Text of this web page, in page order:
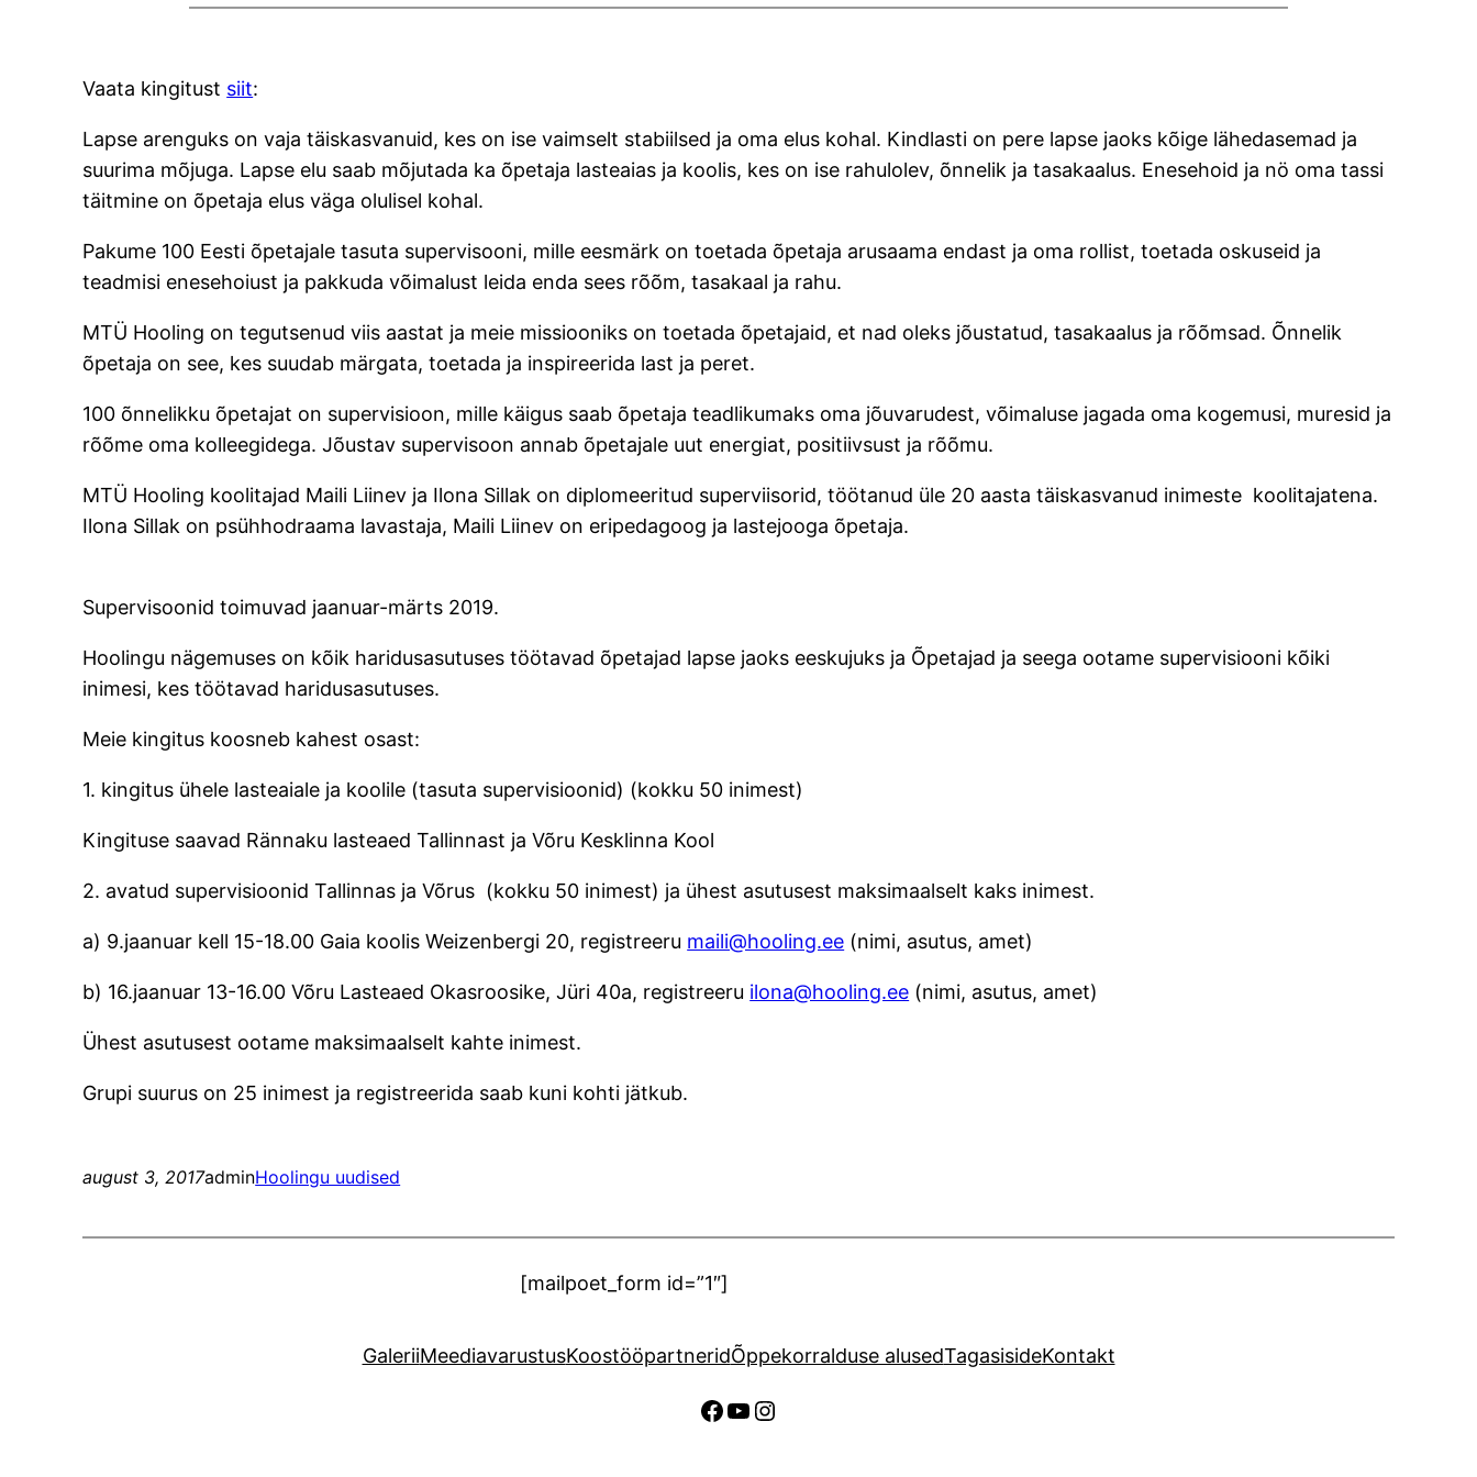
Vaata kingitust siit:
Lapse arenguks on vaja täiskasvanuid, kes on ise vaimselt stabiilsed ja oma elus kohal. Kindlasti on pere lapse jaoks kõige lähedasemad ja
suurima mõjuga. Lapse elu saab mõjutada ka õpetaja lasteaias ja koolis, kes on ise rahulolev, õnnelik ja tasakaalus. Enesehoid ja nö oma tassi
täitmine on õpetaja elus väga olulisel kohal.
Pakume 100 Eesti õpetajale tasuta supervisooni, mille eesmärk on toetada õpetaja arusaama endast ja oma rollist, toetada oskuseid ja
teadmisi enesehoiust ja pakkuda võimalust leida enda sees rõõm, tasakaal ja rahu.
MTÜ Hooling on tegutsenud viis aastat ja meie missiooniks on toetada õpetajaid, et nad oleks jõustatud, tasakaalus ja rõõmsad. Õnnelik
õpetaja on see, kes suudab märgata, toetada ja inspireerida last ja peret.
100 õnnelikku õpetajat on supervisioon, mille käigus saab õpetaja teadlikumaks oma jõuvarudest, võimaluse jagada oma kogemusi, muresid ja
rõõme oma kolleegidega. Jõustav supervisoon annab õpetajale uut energiat, positiivsust ja rõõmu.
MTÜ Hooling koolitajad Maili Liinev ja Ilona Sillak on diplomeeritud superviisorid, töötanud üle 20 aasta täiskasvanud inimeste koolitajatena.
Ilona Sillak on psühhodraama lavastaja, Maili Liinev on eripedagoog ja lastejooga õpetaja.
Supervisoonid toimuvad jaanuar-märts 2019.
Hoolingu nägemuses on kõik haridusasutuses töötavad õpetajad lapse jaoks eeskujuks ja Õpetajad ja seega ootame supervisiooni kõiki
inimesi, kes töötavad haridusasutuses.
Meie kingitus koosneb kahest osast:
1. kingitus ühele lasteaiale ja koolile (tasuta supervisioonid) (kokku 50 inimest)
Kingituse saavad Rännaku lasteaed Tallinnast ja Võru Kesklinna Kool
2. avatud supervisioonid Tallinnas ja Võrus (kokku 50 inimest) ja ühest asutusest maksimaalselt kaks inimest.
a) 9.jaanuar kell 15-18.00 Gaia koolis Weizenbergi 20, registreeru maili@hooling.ee (nimi, asutus, amet)
b) 16.jaanuar 13-16.00 Võru Lasteaed Okasroosike, Jüri 40a, registreeru ilona@hooling.ee (nimi, asutus, amet)
Ühest asutusest ootame maksimaalselt kahte inimest.
Grupi suurus on 25 inimest ja registreerida saab kuni kohti jätkub.
august 3, 2017adminHoolingu uudised
[mailpoet_form id=”1″]
GaleriiMeediavarustusKoostööpartneridÕppekorralduse alusedTagasisideKontakt
Facebook
YouTube
Instagram